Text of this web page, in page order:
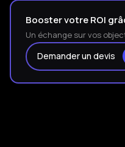
Booster votre ROI
Un échange sur vos
Demander un devis